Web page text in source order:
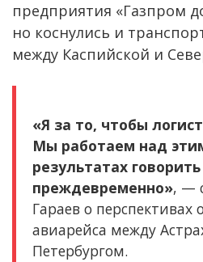
предприятия «Газпром
но коснулись и
между Каспийской и
«Я за то, чтобы
Мы работаем над
результатах говорить
преждевременно», —
Гараев о
авиарейса между
Петербургом.